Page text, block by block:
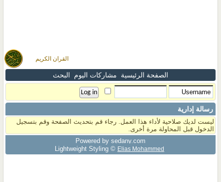
القران الكريم
الصفحة الرئيسية مشاركات اليوم البحث
رسالة إدارية
ليست لديك صلاحية لأداء هذا العمل. رجاء قم بتحديث الصفحة وقم بتسجيل
الدخول قبل المحاولة مرة أخرى.
Powered by sedany.com
Lightweight Styling © Elias Mohammed